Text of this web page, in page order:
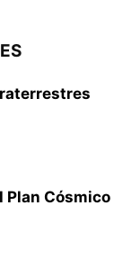
Plan Cósmico